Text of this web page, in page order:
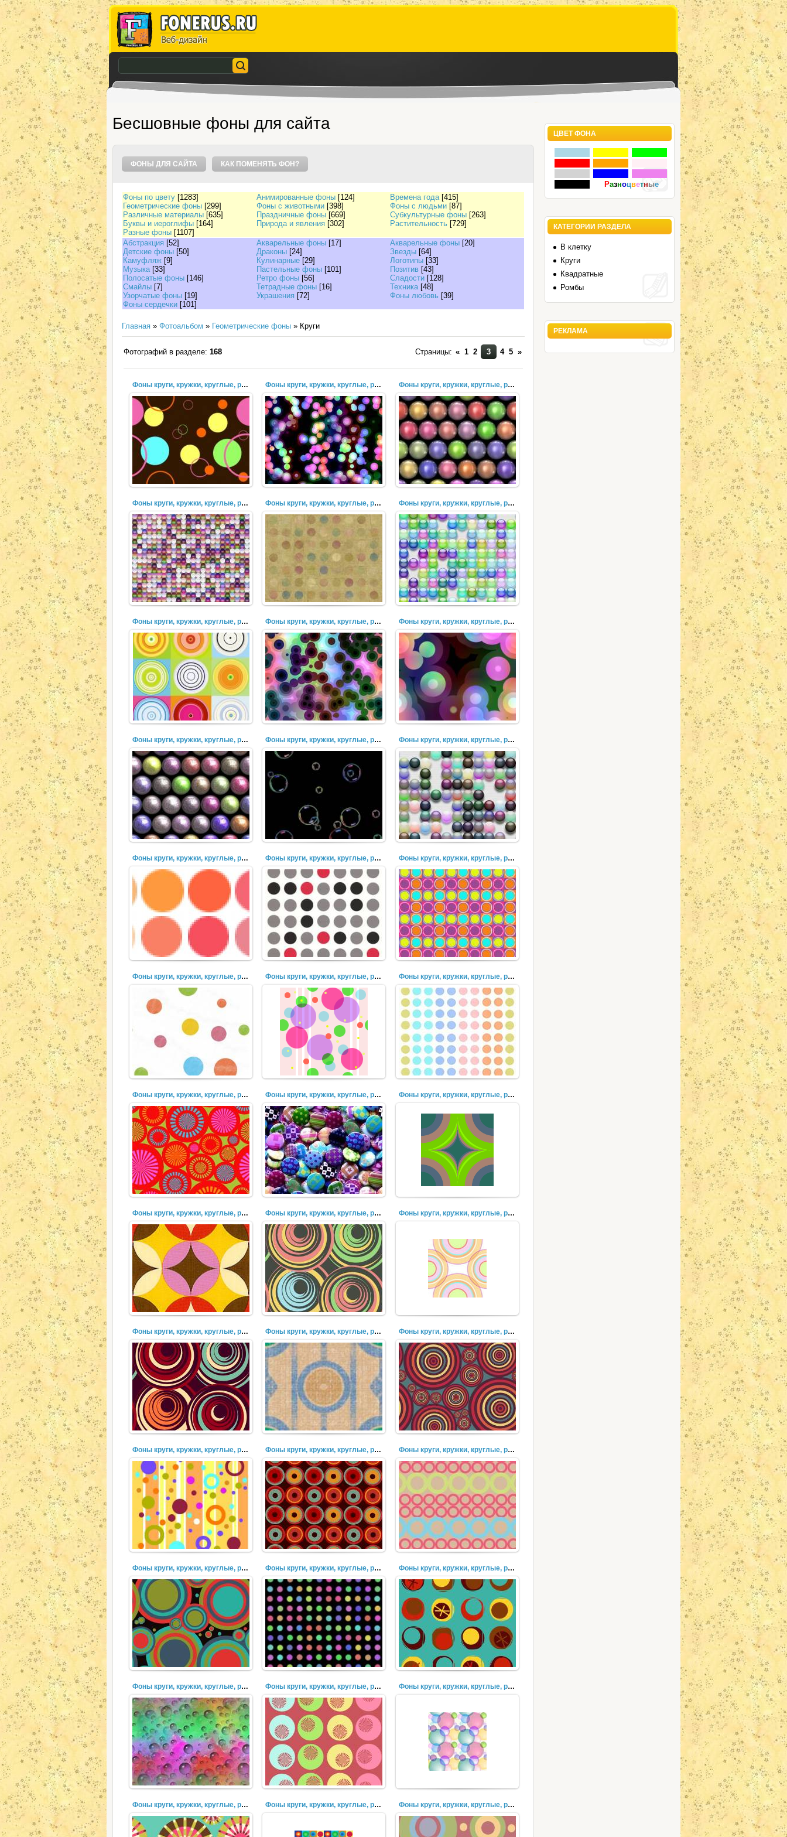
Бесшовные фоны для сайта
ФОНЫ ДЛЯ САЙТА КАК ПОМЕНЯТЬ ФОН?
Фоны по цвету [1283] Анимированные фоны [124] Времена года [415]
Геометрические фоны [299] Фоны с животными [398] Фоны с людьми [87]
Различные материалы [635] Праздничные фоны [669] Субкультурные фоны [263]
Буквы и иероглифы [164] Природа и явления [302] Растительность [729]
Разные фоны [1107]
Абстракция [52] Акварельные фоны [17] Акварельные фоны [20]
Детские фоны [50] Драконы [24] Звезды [64]
Камуфляж [9] Кулинарные [29] Логотипы [33]
Музыка [33] Пастельные фоны [101] Позитив [43]
Полосатые фоны [146] Ретро фоны [56] Сладости [128]
Смайлы [7] Тетрадные фоны [16] Техника [48]
Узорчатые фоны [19] Украшения [72] Фоны любовь [39]
Фоны сердечки [101]
Главная » Фотоальбом » Геометрические фоны » Круги
Фотографий в разделе: 168 Страницы: « 1 2 3 4 5 »
Фоны круги, кружки, круглые, разноцветные, пузыри (48) Фоны круги, кружки, круглые, разноцветные, пузыри (47) Фоны круги, кружки, круглые, разноцветные, пузыри (46)
Фоны круги, кружки, круглые, разноцветные, пузыри (45) Фоны круги, кружки, круглые, разноцветные, пузыри (44) Фоны круги, кружки, круглые, разноцветные, пузыри (43)
Фоны круги, кружки, круглые, разноцветные, пузыри (42) Фоны круги, кружки, круглые, разноцветные, пузыри (41) Фоны круги, кружки, круглые, разноцветные, пузыри (40)
Фоны круги, кружки, круглые, разноцветные, пузыри (39) Фоны круги, кружки, круглые, разноцветные, пузыри (39) Фоны круги, кружки, круглые, разноцветные, пузыри (38)
Фоны круги, кружки, круглые, разноцветные, пузыри (38) Фоны круги, кружки, круглые, разноцветные, пузыри (37) Фоны круги, кружки, круглые, разноцветные, пузыри (37)
Фоны круги, кружки, круглые, разноцветные, пузыри (36) Фоны круги, кружки, круглые, разноцветные, пузыри (36) Фоны круги, кружки, круглые, разноцветные, пузыри (35)
Фоны круги, кружки, круглые, разноцветные, пузыри (35) Фоны круги, кружки, круглые, разноцветные, пузыри (34) Фоны круги, кружки, круглые, разноцветные, пузыри (34)
Фоны круги, кружки, круглые, разноцветные, пузыри (33) Фоны круги, кружки, круглые, разноцветные, пузыри (33) Фоны круги, кружки, круглые, разноцветные, пузыри (32)
Фоны круги, кружки, круглые, разноцветные, пузыри (32) Фоны круги, кружки, круглые, разноцветные, пузыри (31) Фоны круги, кружки, круглые, разноцветные, пузыри (31)
Фоны круги, кружки, круглые, разноцветные, пузыри (30) Фоны круги, кружки, круглые, разноцветные, пузыри (30) Фоны круги, кружки, круглые, разноцветные, пузыри (29)
Фоны круги, кружки, круглые, разноцветные, пузыри (29) Фоны круги, кружки, круглые, разноцветные, пузыри (28) Фоны круги, кружки, круглые, разноцветные, пузыри (28)
Фоны круги, кружки, круглые, разноцветные, пузыри (27) Фоны круги, кружки, круглые, разноцветные, пузыри (27) Фоны круги, кружки, круглые, разноцветные, пузыри (26)
Фоны круги, кружки, круглые, разноцветные, пузыри (26) Фоны круги, кружки, круглые, разноцветные, пузыри (25) Фоны круги, кружки, круглые, разноцветные, пузыри (25)
ЦВЕТ ФОНА
Разноцветные
КАТЕГОРИИ РАЗДЕЛА
В клетку
Круги
Квадратные
Ромбы
РЕКЛАМА